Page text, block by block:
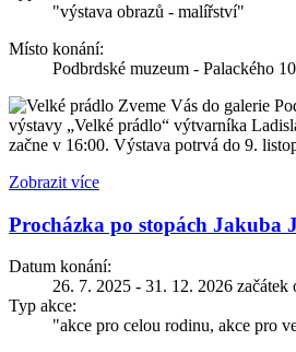
"výstava obrazů - malířství"
Místo konání:
Podbrdské muzeum - Palackého
Zveme Vás do galerie
výstavy „Velké prádlo“ výtvarníka
začne v 16:00. Výstava potrvá do 9.
Zobrazit více
Procházka po stopách Jakuba
Datum konání:
26. 7. 2025 - 31. 12. 2026 začátek
Typ akce:
"akce pro celou rodinu, akce pro